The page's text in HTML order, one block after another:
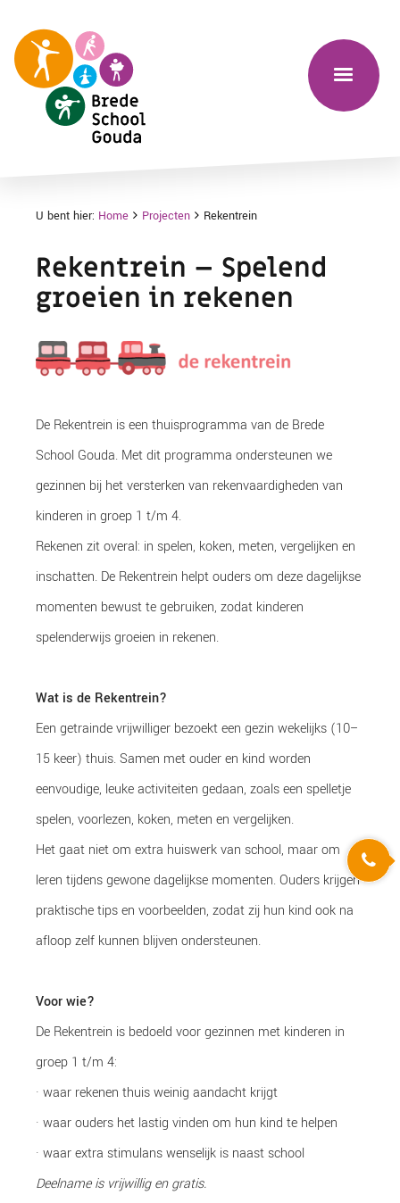
U bent hier: Home Projecten Rekentrein
Rekentrein – Spelend
groeien in rekenen
De Rekentrein is een thuisprogramma van de Brede
School Gouda. Met dit programma ondersteunen we
gezinnen bij het versterken van rekenvaardigheden van
kinderen in groep 1 t/m 4.
Rekenen zit overal: in spelen, koken, meten, vergelijken en
inschatten. De Rekentrein helpt ouders om deze dagelijkse
momenten bewust te gebruiken, zodat kinderen
spelenderwijs groeien in rekenen.
Wat is de Rekentrein?
Een getrainde vrijwilliger bezoekt een gezin wekelijks (10–
15 keer) thuis. Samen met ouder en kind worden
eenvoudige, leuke activiteiten gedaan, zoals een spelletje
spelen, voorlezen, koken, meten en vergelijken.
Het gaat niet om extra huiswerk van school, maar om
leren tijdens gewone dagelijkse momenten. Ouders krijgen
praktische tips en voorbeelden, zodat zij hun kind ook na
afloop zelf kunnen blijven ondersteunen.
Voor wie?
De Rekentrein is bedoeld voor gezinnen met kinderen in
groep 1 t/m 4:
· waar rekenen thuis weinig aandacht krijgt
· waar ouders het lastig vinden om hun kind te helpen
· waar extra stimulans wenselijk is naast school
Deelname is vrijwillig en gratis.